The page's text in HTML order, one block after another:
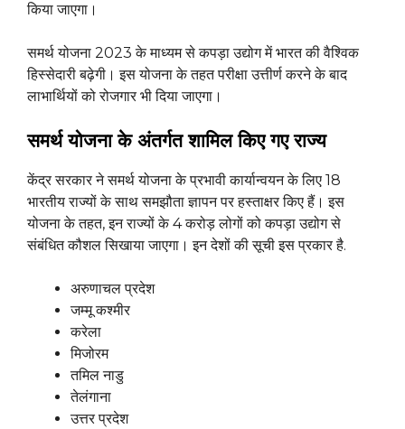
किया जाएगा।
समर्थ योजना 2023 के माध्यम से कपड़ा उद्योग में भारत की वैश्विक
हिस्सेदारी बढ़ेगी। इस योजना के तहत परीक्षा उत्तीर्ण करने के बाद
लाभार्थियों को रोजगार भी दिया जाएगा।
समर्थ योजना के अंतर्गत शामिल किए गए राज्य
केंद्र सरकार ने समर्थ योजना के प्रभावी कार्यान्वयन के लिए 18
भारतीय राज्यों के साथ समझौता ज्ञापन पर हस्ताक्षर किए हैं। इस
योजना के तहत, इन राज्यों के 4 करोड़ लोगों को कपड़ा उद्योग से
संबंधित कौशल सिखाया जाएगा। इन देशों की सूची इस प्रकार है.
अरुणाचल प्रदेश
जम्मू कश्मीर
करेला
मिजोरम
तमिल नाडु
तेलंगाना
उत्तर प्रदेश